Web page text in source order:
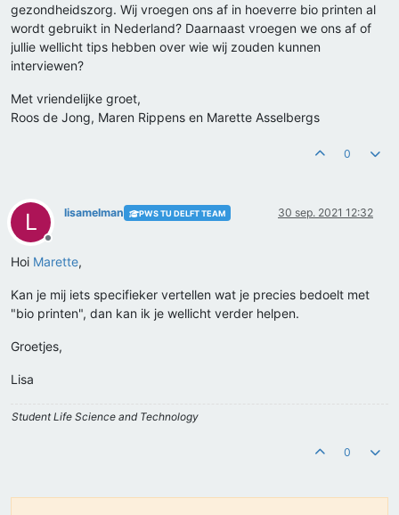
gezondheidszorg. Wij vroegen ons af in hoeverre bio printen al
wordt gebruikt in Nederland? Daarnaast vroegen we ons af of
jullie wellicht tips hebben over wie wij zouden kunnen
interviewen?
Met vriendelijke groet,
Roos de Jong, Maren Rippens en Marette Asselbergs
0
L
Offline
lisamelman PWS TU DELFT TEAM 30 sep. 2021 12:32
Hoi Marette,
Kan je mij iets specifieker vertellen wat je precies bedoelt met
"bio printen", dan kan ik je wellicht verder helpen.
Groetjes,
Lisa
Student Life Science and Technology
0